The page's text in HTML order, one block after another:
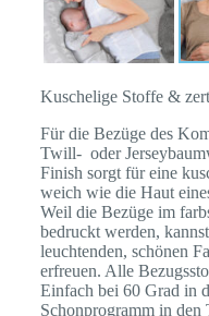
Kuschelige Stoffe &
Für die Bezüge des
Twill- oder
Finish sorgt für eine
weich wie die Haut
Weil die Bezüge im
bedruckt werden,
leuchtenden, schönen
erfreuen. Alle
Einfach bei 60 Grad in
Schonprogramm in